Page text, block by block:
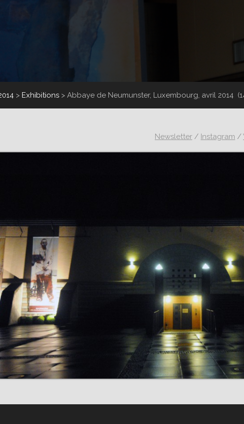
> Exhibitions > Abbaye de Neumunster, Luxembourg, avril 2014
Newsletter / Instagram /